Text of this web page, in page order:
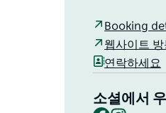
Booking
웹사이트 방
연락하세요
소셜에서